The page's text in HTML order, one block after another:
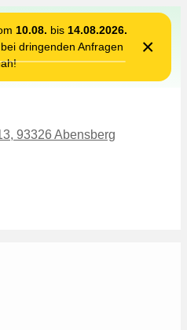
10.08. bis 14.08.2026.
dringenden Anfragen
×
93326 Abensberg